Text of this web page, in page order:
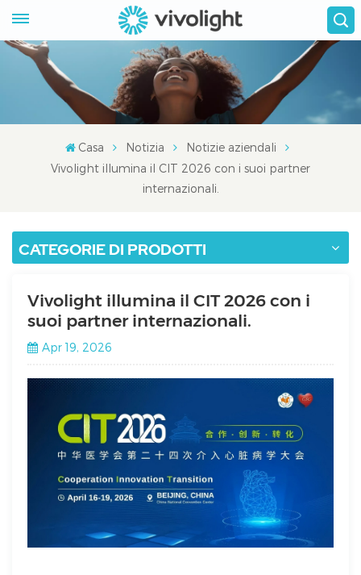
Casa Notizia
Notizie aziendali
Vivolight illumina il CIT 2026 con i suoi partner
internazionali.
CATEGORIE DI PRODOTTI
Vivolight illumina il CIT 2026 con i
suoi partner internazionali.
Apr 19, 2026